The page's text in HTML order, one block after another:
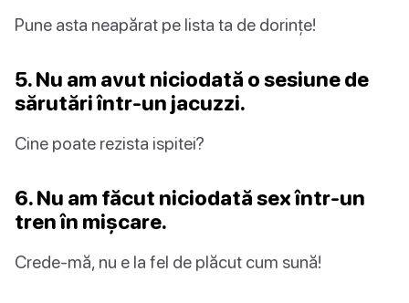
Pune asta neapărat pe lista ta de dorințe!
5. Nu am avut niciodată o sesiune de
sărutări într-un jacuzzi.
Cine poate rezista ispitei?
6. Nu am făcut niciodată sex într-un
tren în mișcare.
Crede-mă, nu e la fel de plăcut cum sună!